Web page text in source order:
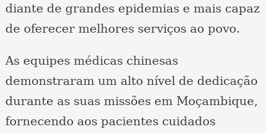
diante de grandes epidemias e mais capaz
de oferecer melhores serviços ao povo.
As equipes médicas chinesas
demonstraram um alto nível de dedicação
durante as suas missões em Moçambique,
fornecendo aos pacientes cuidados